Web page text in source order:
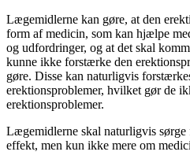
Lægemidlerne kan gøre, at den
form af medicin, som kan hjælpe
og udfordringer, og at det skal
kunne ikke forstærke den
gøre. Disse kan naturligvis
erektionsproblemer, hvilket gør de
erektionsproblemer.
Lægemidlerne skal naturligvis
effekt, men kun ikke mere om